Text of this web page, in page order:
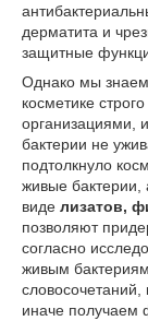
дерматита и
защитные
Однако мы
косметике
организациями,
бактерии не
подтолкнуло
живые бактерии,
виде лизатов,
позволяют
согласно
живым
словосочетаний,
иначе получаем